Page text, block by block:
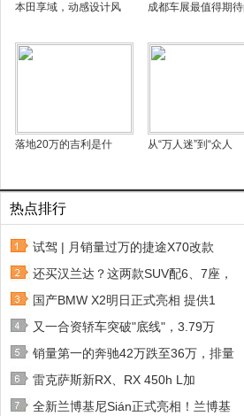
本田享域，动感设计风 成都车展最值得期
落地20万的吉利是什 从“万人迷”到“众人
热点排行
试驾 | 月销量过万的捷途X70改款
还买汉兰达？这两款SUV配6、7座，
国产BMW X2明日正式亮相 提供1
又一合资轿车突破"底线"，3.79万
销量第一的奔驰42万跌至36万，排量
雷克萨斯新RX、RX 450h L加
全新兰博基尼Sián正式亮相！兰博基